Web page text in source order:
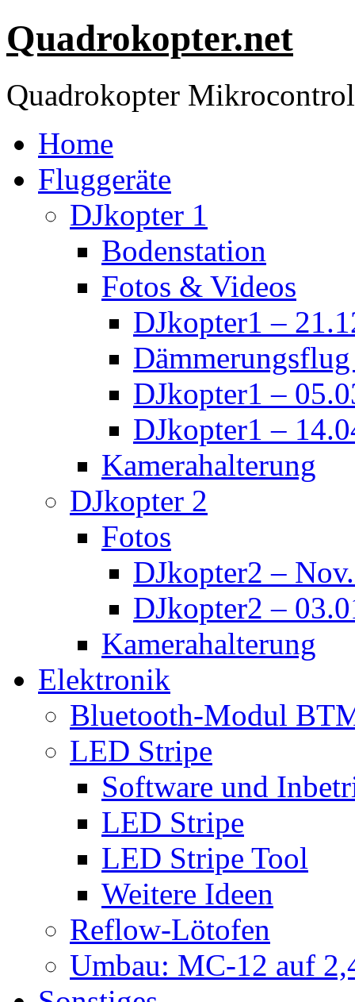
Quadrokopter.net
Quadrokopter
Home
Fluggeräte
DJkopter 1
Bodenstation
Fotos & Videos
DJkopter1 –
DJkopter1 –
DJkopter1 –
Kamerahalterung
DJkopter 2
Fotos
DJkopter2 –
DJkopter2 –
Kamerahalterung
Elektronik
Bluetooth-Modul
LED Stripe
Software und
LED Stripe
LED Stripe Tool
Weitere Ideen
Reflow-Lötofen
Umbau: MC-12 auf